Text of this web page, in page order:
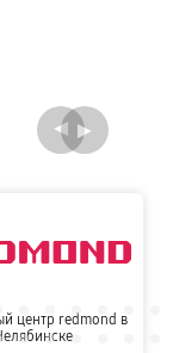
центр redmond в